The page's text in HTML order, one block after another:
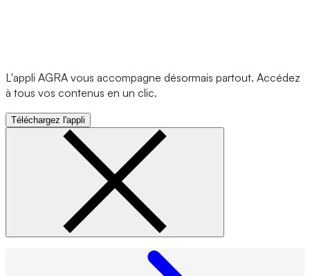
L'appli AGRA vous accompagne désormais partout. Accédez
à tous vos contenus en un clic.
Téléchargez l'appli